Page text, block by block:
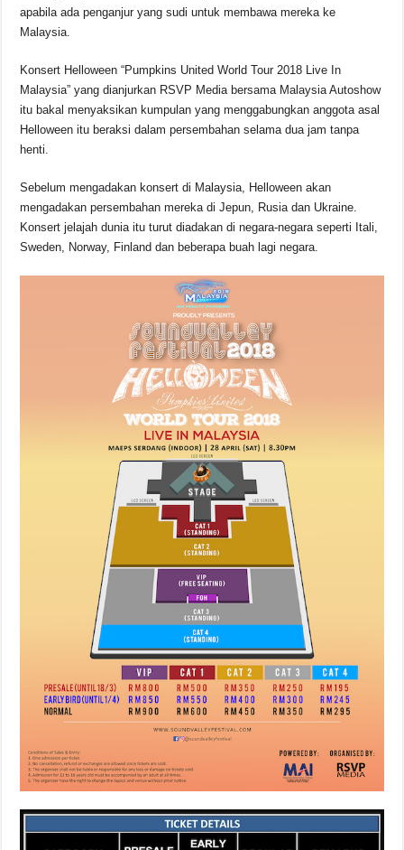
apabila ada penganjur yang sudi untuk membawa mereka ke
Malaysia.
Konsert Helloween “Pumpkins United World Tour 2018 Live In
Malaysia” yang dianjurkan RSVP Media bersama Malaysia Autoshow
itu bakal menyaksikan kumpulan yang menggabungkan anggota asal
Helloween itu beraksi dalam persembahan selama dua jam tanpa
henti.
Sebelum mengadakan konsert di Malaysia, Helloween akan
mengadakan persembahan mereka di Jepun, Rusia dan Ukraine.
Konsert jelajah dunia itu turut diadakan di negara-negara seperti Itali,
Sweden, Norway, Finland dan beberapa buah lagi negara.